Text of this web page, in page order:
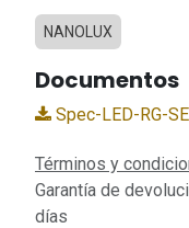
NANOLUX
Documentos
Spec-LED-RG-
Términos y
Garantía de
días